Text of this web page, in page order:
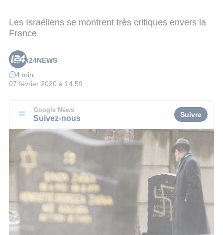
Les Israéliens se montrent très critiques envers la
France
i24NEWS
4 min
07 février 2020 à 14:59
Google News
Suivez-nous Suivre